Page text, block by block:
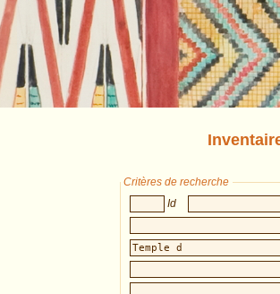
Critères de recherche
Id